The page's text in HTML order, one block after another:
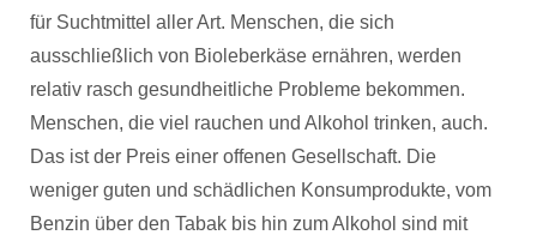
für Suchtmittel aller Art. Menschen, die sich
ausschließlich von Bioleberkäse ernähren, werden
relativ rasch gesundheitliche Probleme bekommen.
Menschen, die viel rauchen und Alkohol trinken, auch.
Das ist der Preis einer offenen Gesellschaft. Die
weniger guten und schädlichen Konsumprodukte, vom
Benzin über den Tabak bis hin zum Alkohol sind mit